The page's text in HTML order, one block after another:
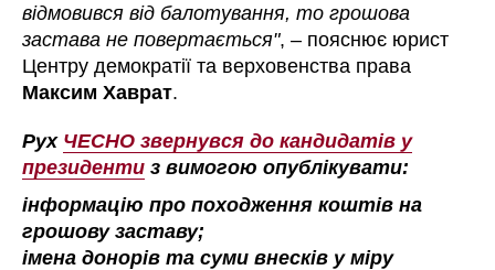
відмовився від балотування, то грошова
застава не повертається", – пояснює юрист
Центру демократії та верховенства права
Максим Хаврат.
Рух ЧЕСНО звернувся до кандидатів у
президенти з вимогою опублікувати:
інформацію про походження коштів на
грошову заставу;
імена донорів та суми внесків у міру